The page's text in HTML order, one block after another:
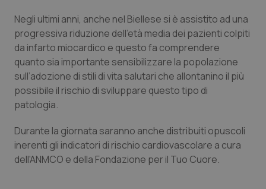
Sardegna
Sicilia
Toscana
Umbria
Valle D’Aosta
Malattia di Crohn & Rettocolite Ulcerosa
Neuroscienze & patologie neurodegenerative
Obesità
Oftalmologia
Oncodermatologia
Negli ultimi anni, anche nel Biellese si è assistito ad una
progressiva riduzione dell’età media dei pazienti colpiti
da infarto miocardico e questo fa comprendere
quanto sia importante sensibilizzare la popolazione
sull’adozione di stili di vita salutari che allontanino il più
possibile il rischio di sviluppare questo tipo di
patologia.
Durante la giornata saranno anche distribuiti opuscoli
inerenti gli indicatori di rischio cardiovascolare a cura
dell'ANMCO e della Fondazione per il Tuo Cuore.